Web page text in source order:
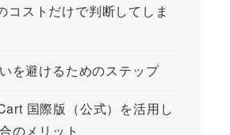
コストだけで判断してしま
を避けるためのステップ
国際版（公式）を活用し
のメリット